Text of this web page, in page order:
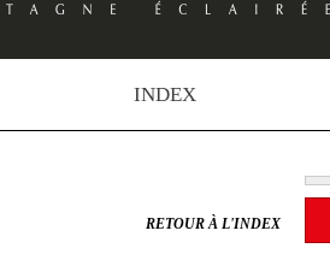
INDEX
RETOUR À L'INDEX